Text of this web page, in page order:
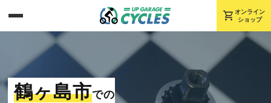
shopping_cart オンライン
ショップ
鶴ヶ島市での